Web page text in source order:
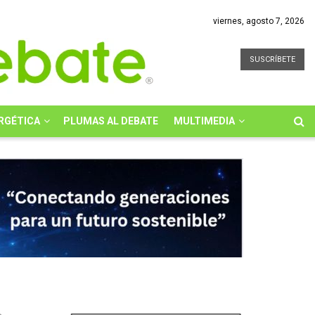
viernes, agosto 7, 2026
SUSCRÍBETE
PLUMAS AL DEBATE MULTIMEDIA